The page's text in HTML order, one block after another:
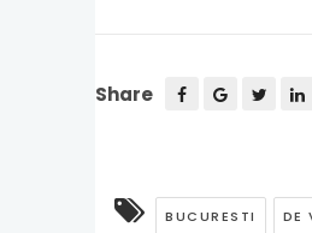
Share
BUCURESTI DE